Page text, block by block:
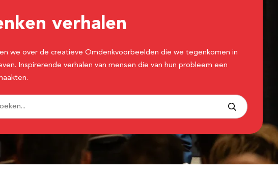
verhalen
we over de creatieve Omdenkvoorbeelden die we tegenkomen in
Inspirerende verhalen van mensen die van hun probleem een